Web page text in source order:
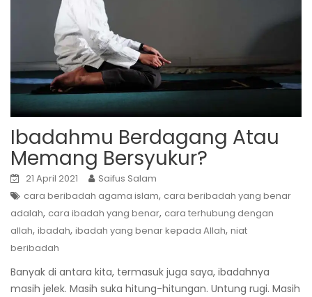
Ibadahmu Berdagang Atau
Memang Bersyukur?
21 April 2021
Saifus Salam
cara beribadah agama islam, cara beribadah yang benar
adalah, cara ibadah yang benar, cara terhubung dengan
allah, ibadah, ibadah yang benar kepada Allah, niat
beribadah
Banyak di antara kita, termasuk juga saya, ibadahnya
masih jelek. Masih suka hitung-hitungan. Untung rugi. Masih